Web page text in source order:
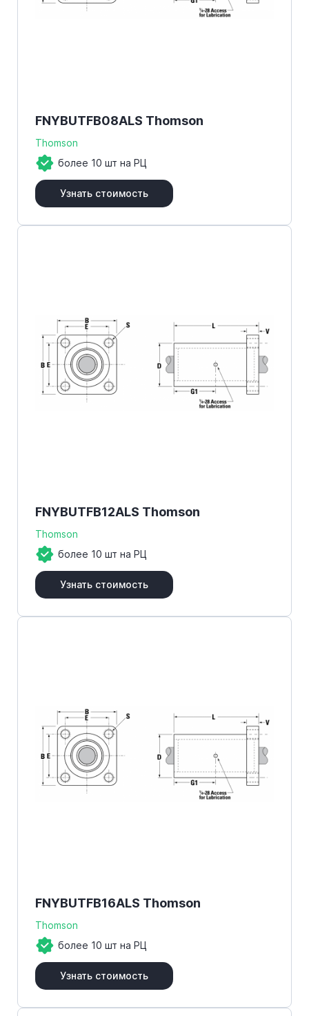
FNYBUTFB08ALS Thomson
Thomson
более 10 шт на РЦ
Узнать стоимость
FNYBUTFB12ALS Thomson
Thomson
более 10 шт на РЦ
Узнать стоимость
FNYBUTFB16ALS Thomson
Thomson
более 10 шт на РЦ
Узнать стоимость